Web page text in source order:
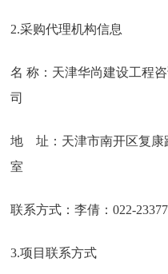
2.采购代理机构信息
名 称：天津华尚建设工程
地 址：天津市南开区复康
联系方式：李
3.项目联系方式